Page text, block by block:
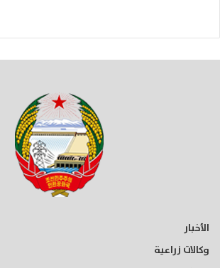
الأخبار
وكالات زراعية